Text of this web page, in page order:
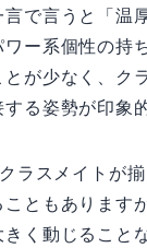
で言うと「温
ー系個性の持
が少なく、ク
る姿勢が印象
ラスメイトが
ともあります
く動じること